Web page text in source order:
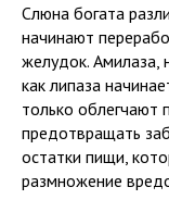
Слюна богата
начинают
желудок. Амилаза,
как липаза
только облегчают
предотвращать
остатки пищи,
размножение